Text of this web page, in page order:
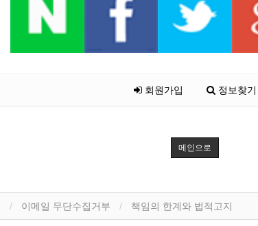
회원가입 정보찾기
메인으로
이메일 무단수집거부 책임의 한계와 법적고지